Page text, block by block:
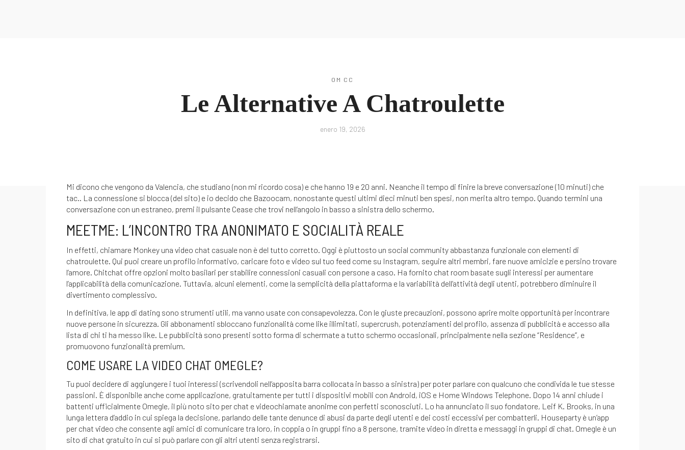
OM CC
Le Alternative A Chatroulette
enero 19, 2026
Mi dicono che vengono da Valencia, che studiano (non mi ricordo cosa) e che hanno 19 e 20 anni. Neanche il tempo di finire la breve conversazione (10 minuti) che
tac.. La connessione si blocca (del sito) e io decido che Bazoocam, nonostante questi ultimi dieci minuti ben spesi, non merita altro tempo. Quando termini una
conversazione con un estraneo, premi il pulsante Cease che trovi nell’angolo in basso a sinistra dello schermo.
MEETME: L’INCONTRO TRA ANONIMATO E SOCIALITÀ REALE
In effetti, chiamare Monkey una video chat casuale non è del tutto corretto. Oggi è piuttosto un social community abbastanza funzionale con elementi di
chatroulette. Qui puoi creare un profilo informativo, caricare foto e video sul tuo feed come su Instagram, seguire altri membri, fare nuove amicizie e persino trovare
l’amore. Chitchat offre opzioni molto basilari per stabilire connessioni casuali con persone a caso. Ha fornito chat room basate sugli interessi per aumentare
l’applicabilità della comunicazione. Tuttavia, alcuni elementi, come la semplicità della piattaforma e la variabilità dell’attività degli utenti, potrebbero diminuire il
divertimento complessivo.
In definitiva, le app di dating sono strumenti utili, ma vanno usate con consapevolezza. Con le giuste precauzioni, possono aprire molte opportunità per incontrare
nuove persone in sicurezza. Gli abbonamenti sbloccano funzionalità come like illimitati, supercrush, potenziamenti del profilo, assenza di pubblicità e accesso alla
lista di chi ti ha messo like. Le pubblicità sono presenti sotto forma di schermate a tutto schermo occasionali, principalmente nella sezione “Residence”, e
promuovono funzionalità premium.
COME USARE LA VIDEO CHAT OMEGLE?
Tu puoi decidere di aggiungere i tuoi interessi (scrivendoli nell’apposita barra collocata in basso a sinistra) per poter parlare con qualcuno che condivida le tue stesse
passioni. È disponibile anche come applicazione, gratuitamente per tutti i dispositivi mobili con Android, iOS e Home Windows Telephone. Dopo 14 anni chiude i
battenti ufficialmente Omegle, il più noto sito per chat e videochiamate anonime con perfetti sconosciuti. Lo ha annunciato il suo fondatore, Leif K. Brooks, in una
lunga lettera d’addio in cui spiega la decisione, parlando delle tante denunce di abusi da parte degli utenti e dei costi eccessivi per combatterli. Houseparty è un’app
per chat video che consente agli amici di comunicare tra loro, in coppia o in gruppi fino a 8 persone, tramite video in diretta e messaggi in gruppi di chat. Omegle è un
sito di chat gratuito in cui si può parlare con gli altri utenti senza registrarsi.